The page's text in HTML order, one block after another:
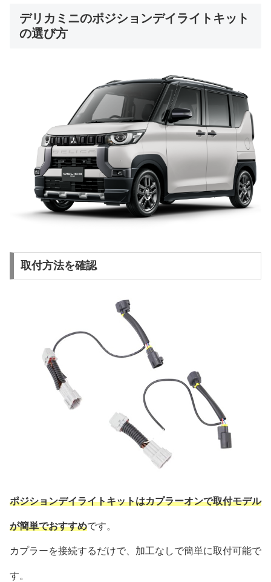
デリカミニのポジションデイライトキット
の選び方
取付方法を確認
ポジションデイライトキットはカプラーオンで取付モデル
が簡単でおすすめです。
カプラーを接続するだけで、加工なしで簡単に取付可能で
す。